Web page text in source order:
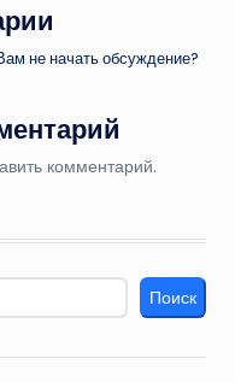
не начать обсуждение?
комментарий.
Поиск